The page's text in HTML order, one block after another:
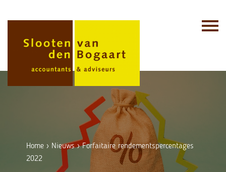
Home › Nieuws›Forfaitaire rendementspercentages
2022